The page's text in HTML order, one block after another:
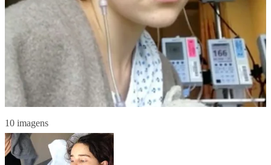
10 imagens